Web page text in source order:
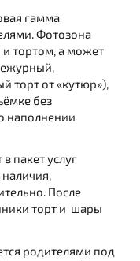
гамма
Фотозона
тортом, а может
торт от «кутюр»),
без
наполнении
пакет услуг
После
торт и шары
родителями под